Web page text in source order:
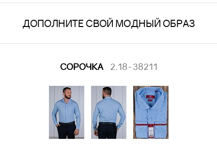
ДОПОЛНИТЕ СВОЙ МОДНЫЙ ОБРАЗ
СОРОЧКА 2.18-38211